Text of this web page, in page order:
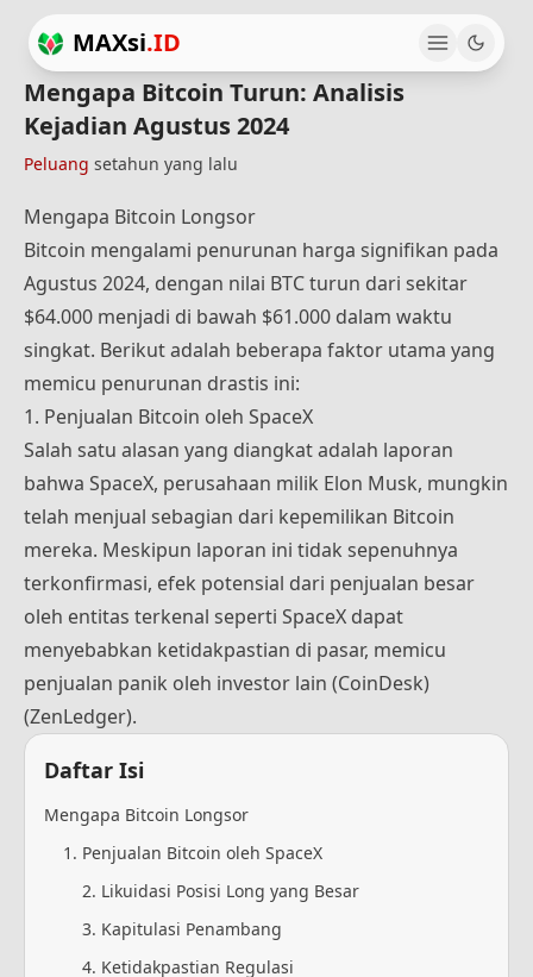
MAXsi.ID
Mengapa Bitcoin Turun: Analisis
Kejadian Agustus 2024
Peluang setahun yang lalu
Mengapa Bitcoin Longsor
Bitcoin mengalami penurunan harga signifikan pada
Agustus 2024, dengan nilai BTC turun dari sekitar
$64.000 menjadi di bawah $61.000 dalam waktu
singkat. Berikut adalah beberapa faktor utama yang
memicu penurunan drastis ini:
1. Penjualan Bitcoin oleh SpaceX
Salah satu alasan yang diangkat adalah laporan
bahwa SpaceX, perusahaan milik Elon Musk, mungkin
telah menjual sebagian dari kepemilikan Bitcoin
mereka. Meskipun laporan ini tidak sepenuhnya
terkonfirmasi, efek potensial dari penjualan besar
oleh entitas terkenal seperti SpaceX dapat
menyebabkan ketidakpastian di pasar, memicu
penjualan panik oleh investor lain​ (CoinDesk)​​
(ZenLedger)​.
Daftar Isi
Mengapa Bitcoin Longsor
1. Penjualan Bitcoin oleh SpaceX
2. Likuidasi Posisi Long yang Besar
3. Kapitulasi Penambang
4. Ketidakpastian Regulasi